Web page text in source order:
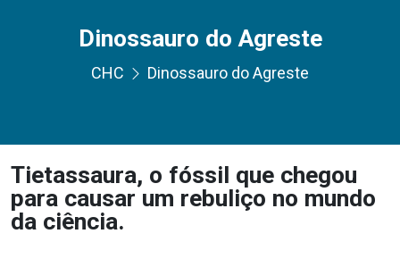
Dinossauro do Agreste
CHC Dinossauro do Agreste
Tietassaura, o fóssil que chegou
para causar um rebuliço no mundo
da ciência.